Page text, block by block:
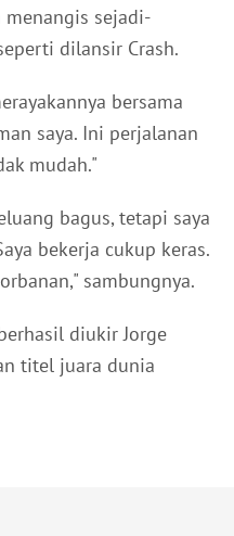
menangis sejadi-
dilansir Crash.
bersama
saya. Ini perjalanan
mudah."
bagus, tetapi saya
bekerja cukup keras.
sambungnya.
diukir Jorge
titel juara dunia